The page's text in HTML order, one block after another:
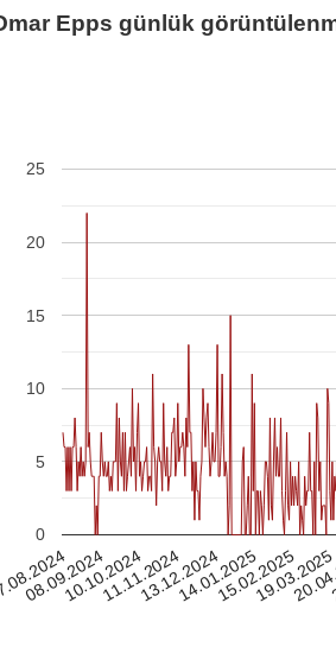
Epps günlük
08.09.2024
10.10.2024
11.11.2024
13.12.2024
14.01.2025
15.02.2025
19.03.2025
0
5
10
15
20
25